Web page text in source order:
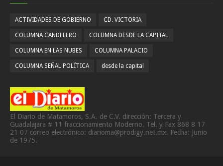
ACTIVIDADES DE GOBIERNO CD. VICTORIA
COLUMNA CANDELERO COLUMNA DESDE LA CAPITAL
COLUMNA EN LAS NUBES COLUMNA PALACIO
COLUMNA SEÑAL POLÍTICA desde la capital
El Diario de Matamoros, S.A. de C.V. dirección: Tercera y
Guadalajara # 11 fraccionamiento Moderno. Tel. y Fax 868 8 17
21 07 correo electrónico: diarioma@prodigy.net.mx. Fecha: Junio
de 1975.